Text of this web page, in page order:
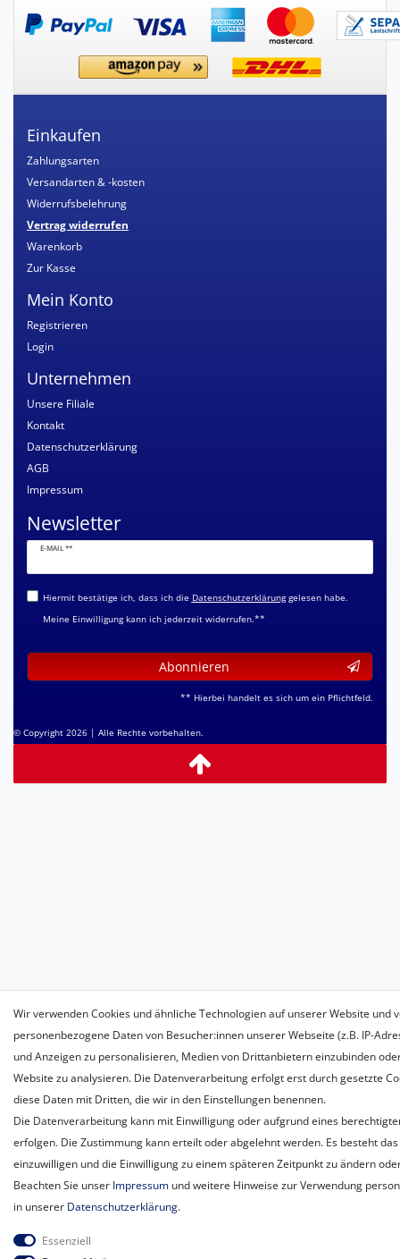
Einkaufen
Zahlungsarten
Versandarten & -kosten
Widerrufsbelehrung
Vertrag widerrufen
Warenkorb
Zur Kasse
Mein Konto
Registrieren
Login
Unternehmen
Unsere Filiale
Kontakt
Datenschutzerklärung
AGB
Impressum
Newsletter
E-MAIL **
Newsletter
Honig
Hiermit bestätige ich, dass ich die Daten­schutz­erklärunggelesen habe.
Meine Einwilligung kann ich jederzeit widerrufen.**
Abonnieren
** Hierbei handelt es sich um ein Pflichtfeld.
© Copyright 2026 | Alle Rechte vorbehalten.
Wir verwenden Cookies und ähnliche Technologien auf unserer Website und
personenbezogene Daten von Besucher:innen unserer Webseite (z.B. IP-
und Anzeigen zu personalisieren, Medien von Drittanbietern einzubinden
Website zu analysieren. Die Datenverarbeitung erfolgt erst durch gesetzte
diese Daten mit Dritten, die wir in den Einstellungen benennen.
Die Datenverarbeitung kann mit Einwilligung oder aufgrund eines
erfolgen. Die Zustimmung kann erteilt oder abgelehnt werden. Es besteht das
einzuwilligen und die Einwilligung zu einem späteren Zeitpunkt zu ändern
Beachten Sie unser Impressum und weitere Hinweise zur Verwendung
in unserer Daten­schutz­erklärung.
Essenziell